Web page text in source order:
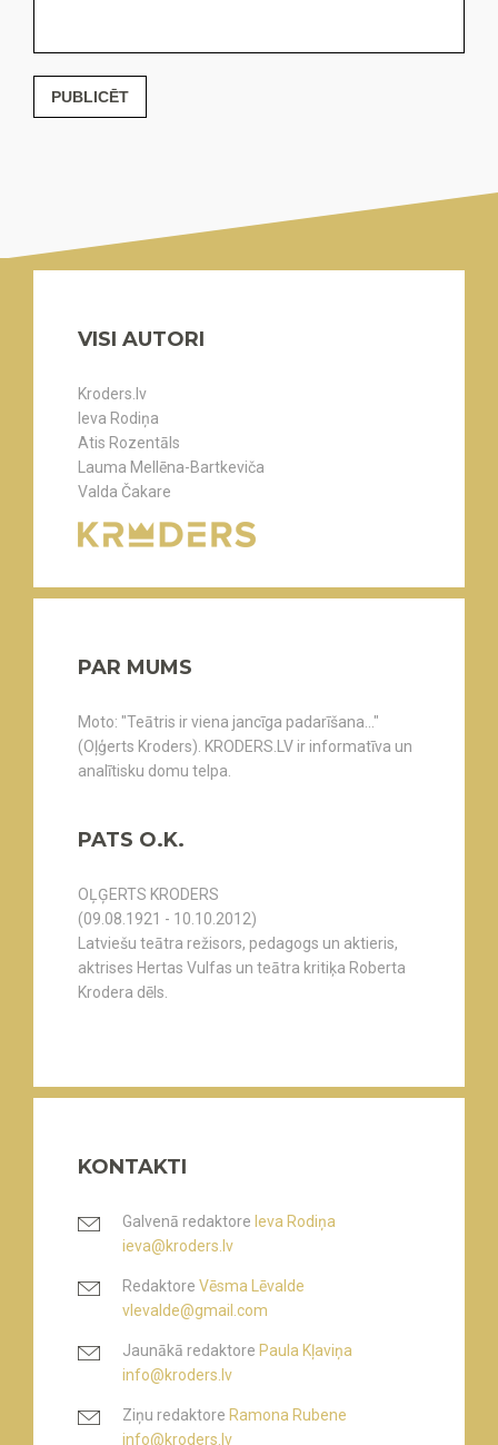
PUBLICĒT
VISI AUTORI
Kroders.lv
Ieva Rodiņa
Atis Rozentāls
Lauma Mellēna-Bartkeviča
Valda Čakare
PAR MUMS
Moto: "Teātris ir viena jancīga padarīšana..."
(Oļģerts Kroders). KRODERS.LV ir informatīva un
analītisku domu telpa.
PATS O.K.
OĻĢERTS KRODERS
(09.08.1921 - 10.10.2012)
Latviešu teātra režisors, pedagogs un aktieris,
aktrises Hertas Vulfas un teātra kritiķa Roberta
Krodera dēls.
KONTAKTI
Galvenā redaktore Ieva Rodiņa
ieva@kroders.lv
Redaktore Vēsma Lēvalde
vlevalde@gmail.com
Jaunākā redaktore Paula Kļaviņa
info@kroders.lv
Ziņu redaktore Ramona Rubene
info@kroders.lv